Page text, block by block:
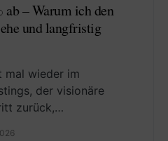
– Warum ich den
und langfristig
mal wieder im
der visionäre
zurück,…